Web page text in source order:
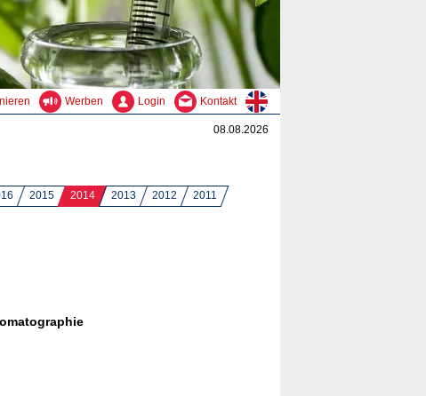
Werben Login Kontakt
08.08.2026
2015 2014 2013 2012
2011